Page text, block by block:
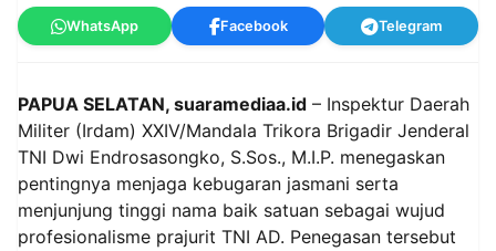
WhatsApp Facebook Telegram
PAPUA SELATAN, suaramediaa.id – Inspektur Daerah
Militer (Irdam) XXIV/Mandala Trikora Brigadir Jenderal
TNI Dwi Endrosasongko, S.Sos., M.I.P. menegaskan
pentingnya menjaga kebugaran jasmani serta
menjunjung tinggi nama baik satuan sebagai wujud
profesionalisme prajurit TNI AD. Penegasan tersebut